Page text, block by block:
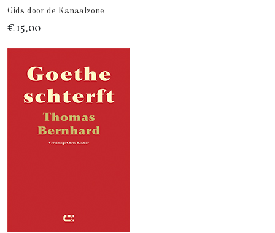
Gids door de Kanaalzone
€ 15,00